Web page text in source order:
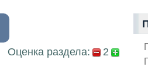
Оценка раздела: 2